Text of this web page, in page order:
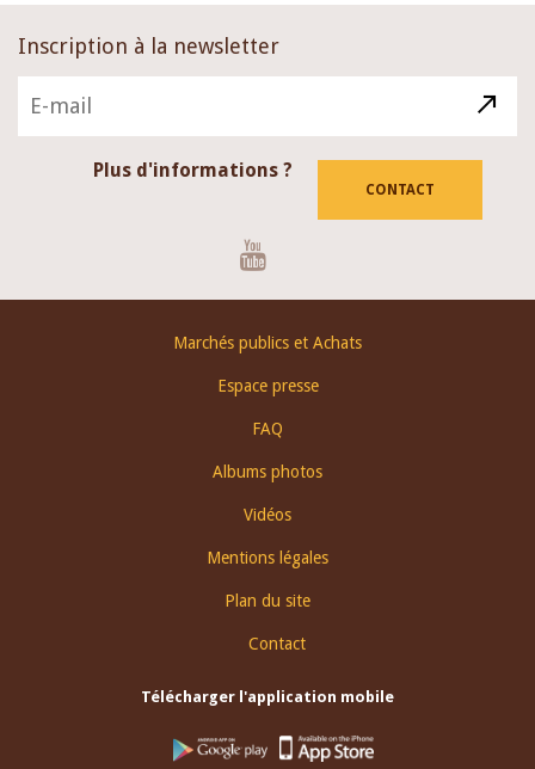
Inscription à la newsletter
Plus d'informations ?
CONTACT
Marchés publics et Achats
Espace presse
FAQ
Albums photos
Vidéos
Mentions légales
Plan du site
Contact
Télécharger l'application mobile